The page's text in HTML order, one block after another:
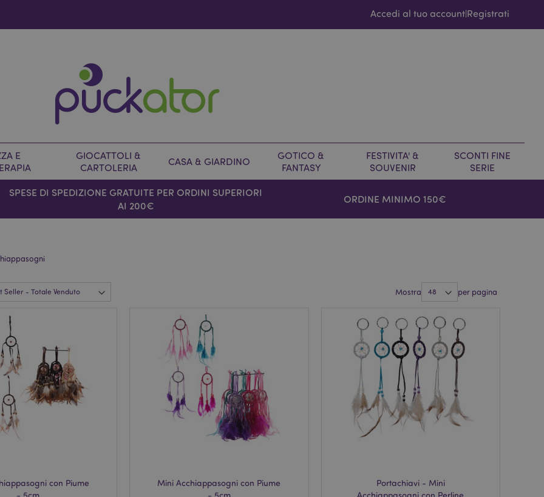
Accedi al tuo account|Registrati
E
GIOCATTOLI &
CARTOLERIA
CASA & GIARDINO
GOTICO &
FANTASY
FESTIVITA' &
SOUVENIR
SCONTI FINE
SERIE
SPESE DI SPEDIZIONE GRATUITE PER ORDINI SUPERIORI
AI 200€
ORDINE MINIMO 150€
Mostra per pagina
con Piume
Mini Acchiappasogni con Piume
Portachiavi - Mini